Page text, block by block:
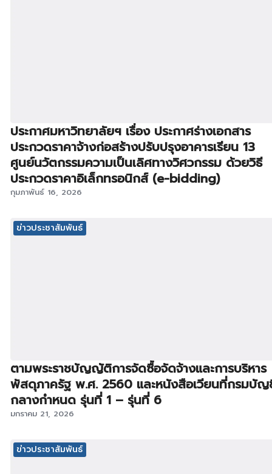
ประกาศมหาวิทยาลัยฯ เรื่อง ประกาศร่างเอกสาร
ประกวดราคาจ้างก่อสร้างปรับปรุงอาคารเรียน 13
ศูนย์นวัตกรรมความเป็นเลิศทางวิศวกรรม ด้วยวิธี
ประกวดราคาอิเล็กทรอนิกส์ (e-bidding)
กุมภาพันธ์ 16, 2026
ข่าวประชาสัมพันธ์
ตามพระราชบัญญัติการจัดซื้อจัดจ้างและการบริหาร
พัสดุภาครัฐ พ.ศ. 2560 และหนังสือเวียนที่กรมบัญ
กลางกำหนด รุ่นที่ 1 – รุ่นที่ 6
มกราคม 21, 2026
ข่าวประชาสัมพันธ์